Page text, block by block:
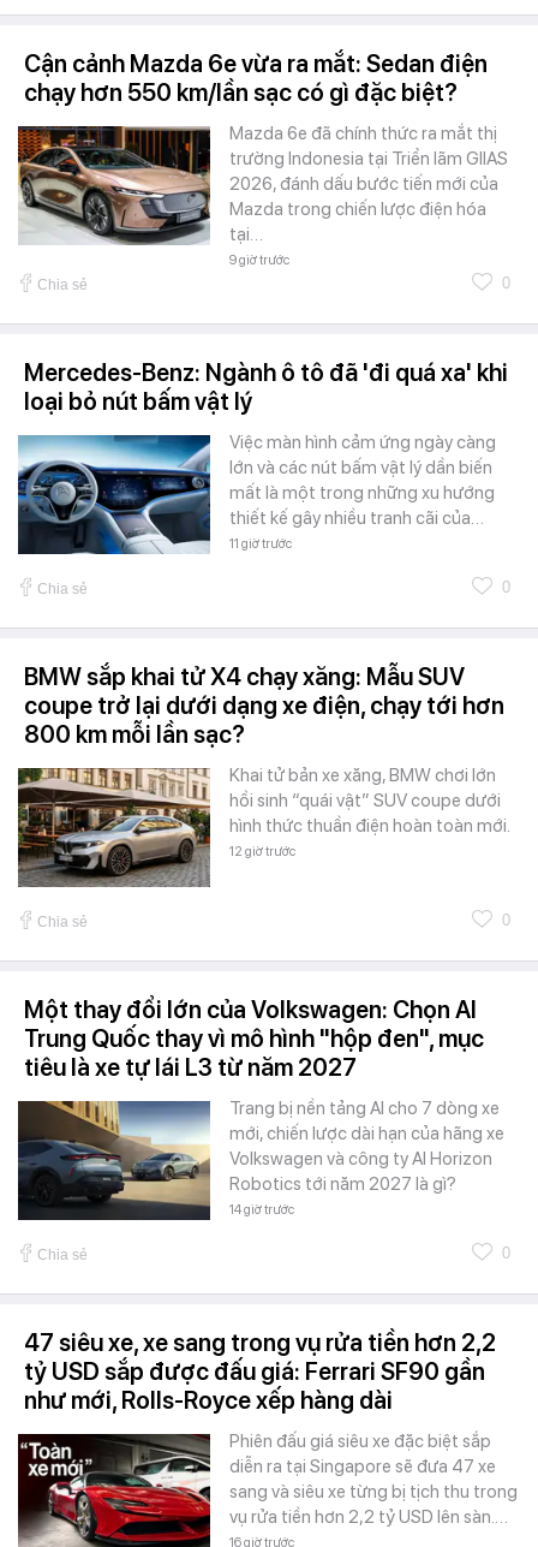
Cận cảnh Mazda 6e vừa ra mắt: Sedan điện
chạy hơn 550 km/lần sạc có gì đặc biệt?
Mazda 6e đã chính thức ra mắt thị
trường Indonesia tại Triển lãm GIIAS
2026, đánh dấu bước tiến mới của
Mazda trong chiến lược điện hóa
tại…
9 giờ trước
Chia sẻ 0
Mercedes-Benz: Ngành ô tô đã 'đi quá xa' khi
loại bỏ nút bấm vật lý
Việc màn hình cảm ứng ngày càng
lớn và các nút bấm vật lý dần biến
mất là một trong những xu hướng
thiết kế gây nhiều tranh cãi của…
11 giờ trước
Chia sẻ 0
BMW sắp khai tử X4 chạy xăng: Mẫu SUV
coupe trở lại dưới dạng xe điện, chạy tới hơn
800 km mỗi lần sạc?
Khai tử bản xe xăng, BMW chơi lớn
hồi sinh “quái vật” SUV coupe dưới
hình thức thuần điện hoàn toàn mới.
12 giờ trước
Chia sẻ 0
Một thay đổi lớn của Volkswagen: Chọn AI
Trung Quốc thay vì mô hình "hộp đen", mục
tiêu là xe tự lái L3 từ năm 2027
Trang bị nền tảng AI cho 7 dòng xe
mới, chiến lược dài hạn của hãng xe
Volkswagen và công ty AI Horizon
Robotics tới năm 2027 là gì?
14 giờ trước
Chia sẻ 0
47 siêu xe, xe sang trong vụ rửa tiền hơn 2,2
tỷ USD sắp được đấu giá: Ferrari SF90 gần
như mới, Rolls-Royce xếp hàng dài
Phiên đấu giá siêu xe đặc biệt sắp
diễn ra tại Singapore sẽ đưa 47 xe
sang và siêu xe từng bị tịch thu trong
vụ rửa tiền hơn 2,2 tỷ USD lên sàn.…
16 giờ trước